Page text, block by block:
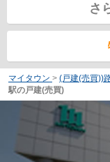
さ
マイタウン > (戸建(売買))
駅の戸建(売買)